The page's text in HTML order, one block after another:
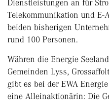
Dienstleistungen an für
Telekommunikation und E-
beiden bisherigen
rund 100 Personen.
Währen die Energie
Gemeinden Lyss,
gibt es bei der EWA
eine Alleinaktionärin: Die